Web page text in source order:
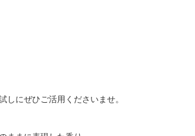
にぜひご活用くださいませ。